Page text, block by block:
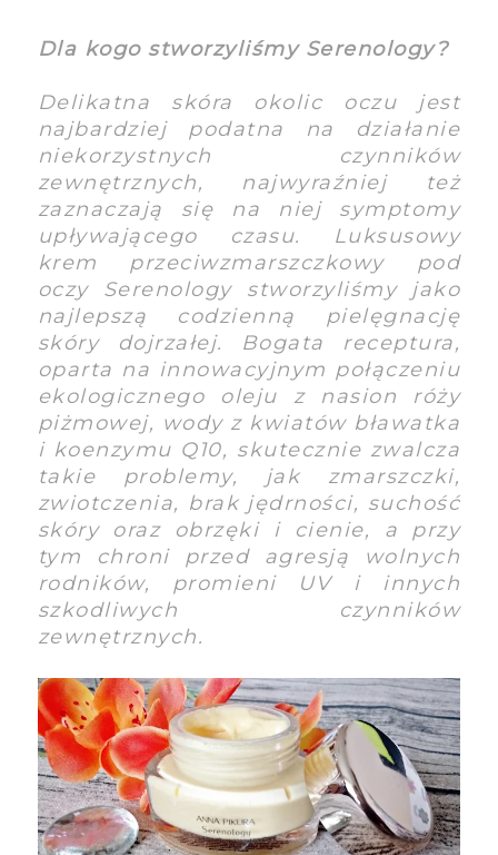
Dla kogo stworzyliśmy Serenology?
Delikatna skóra okolic oczu jest
najbardziej podatna na działanie
niekorzystnych czynników
zewnętrznych, najwyraźniej też
zaznaczają się na niej symptomy
upływającego czasu. Luksusowy
krem przeciwzmarszczkowy pod
oczy Serenology stworzyliśmy jako
najlepszą codzienną pielęgnację
skóry dojrzałej. Bogata receptura,
oparta na innowacyjnym połączeniu
ekologicznego oleju z nasion róży
piżmowej, wody z kwiatów bławatka
i koenzymu Q10, skutecznie zwalcza
takie problemy, jak zmarszczki,
zwiotczenia, brak jędrności, suchość
skóry oraz obrzęki i cienie, a przy
tym chroni przed agresją wolnych
rodników, promieni UV i innych
szkodliwych czynników
zewnętrznych.